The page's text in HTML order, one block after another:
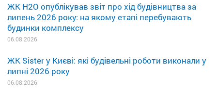
ЖК H2O опублікував звіт про хід будівництва за
липень 2026 року: на якому етапі перебувають
будинки комплексу
06.08.2026
ЖК Sister у Києві: які будівельні роботи виконали у
липні 2026 року
06.08.2026